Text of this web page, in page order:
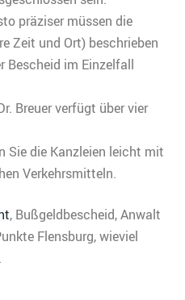
präziser müssen die
Zeit und Ort) beschrieben
Bescheid im Einzelfall
Breuer verfügt über vier
Sie die Kanzleien leicht mit
Verkehrsmitteln.
, Bußgeldbescheid, Anwalt
Flensburg, wieviel